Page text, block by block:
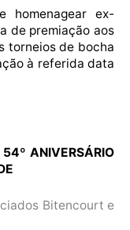
homenagear ex-
de premiação aos
torneios de bocha
à referida data
ANIVERSÁRIO
Bitencourt e